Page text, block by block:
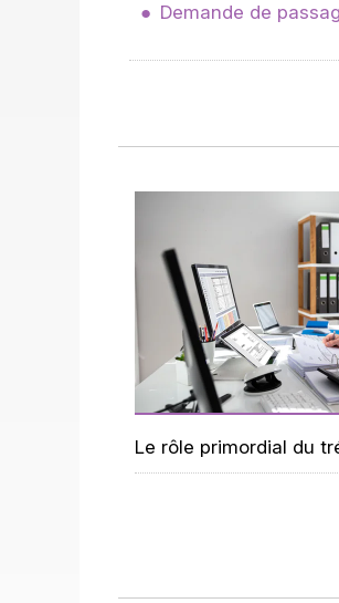
Demande de
Le rôle primordial du